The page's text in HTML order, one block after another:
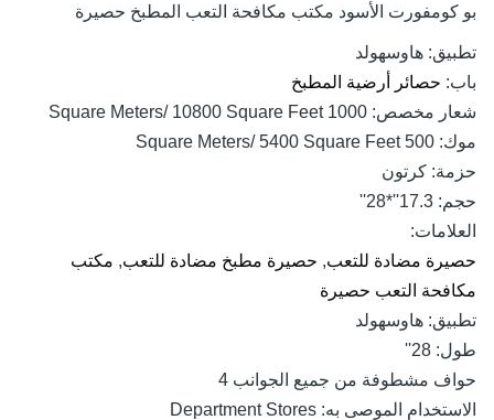
كومفورت الأسود مكتب مكافحة التعب المطبخ حصيرة
هاوسهولد
حصائر أرضية المطبخ
مخصص:1000 Square Meters/ 10800 Square Feet
500 Square Meters/ 5400 Square Feet
كرتون
17.3''*28''
مضادة للتعب,حصيرة مطبخ مضادة للتعب,مكتب
التعب حصيرة
هاوسهولد
28''
مشطوفة من جميع الجوانب 4
الموصى به: Department Stores